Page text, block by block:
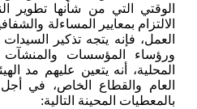
الوقتي التي من شأنها تطوير
الالتزام بمعايير المساءلة
العمل، فإنه يتجه تذكير
ورؤساء المؤسسات والمنشآت
المحلية، أنه يتعين عليهم مد
العام والقطاع الخاص، في
بالمعطيات المحينة التالية: